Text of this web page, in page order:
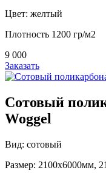
Цвет: желтый
Плотность 1200 гр/м2
9 000
Заказать
Сотовый
Woggel
Вид: сотовый
Размер: 2100х6000мм,